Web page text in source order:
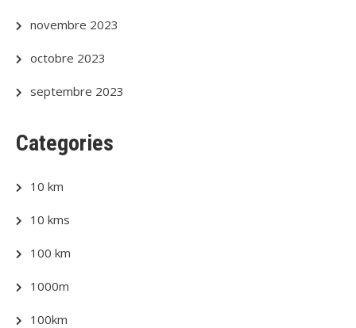
novembre 2023
octobre 2023
septembre 2023
Categories
10 km
10 kms
100 km
1000m
100km